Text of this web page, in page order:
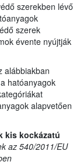
szerekben lévő
szerek
évente nyújtják
alábbiakban
hatóanyagok
alapvetően
kis kockázatú
az 540/2011/EU